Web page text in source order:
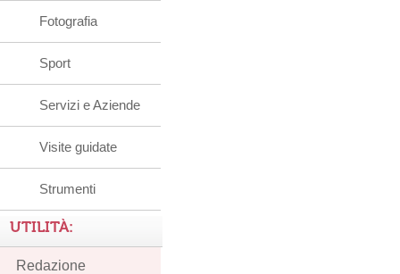
Fotografia
Sport
Servizi e Aziende
Visite guidate
Strumenti
UTILITÀ:
Redazione